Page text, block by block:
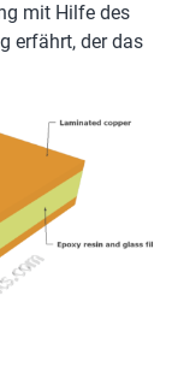
mit Hilfe des
erfährt, der das